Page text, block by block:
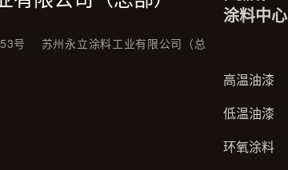
号 苏州永立涂料工业有限公司（总
涂料中心
高温油漆
低温油漆
环氧涂料